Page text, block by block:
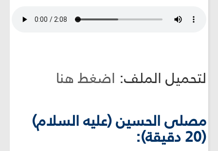
لتحميل الملف: اضغط هنا
مصلى الحسين (عليه السلام)
(20 دقيقة):